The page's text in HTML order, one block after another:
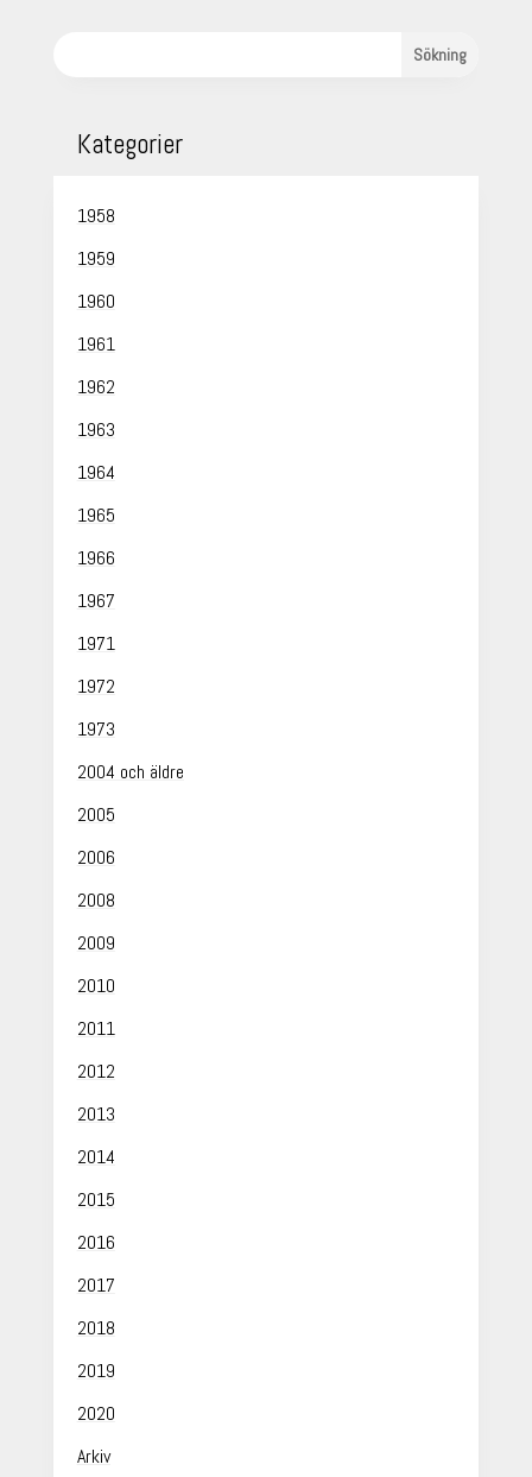
Kategorier
1958
1959
1960
1961
1962
1963
1964
1965
1966
1967
1971
1972
1973
2004 och äldre
2005
2006
2008
2009
2010
2011
2012
2013
2014
2015
2016
2017
2018
2019
2020
Arkiv